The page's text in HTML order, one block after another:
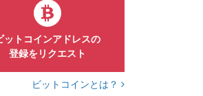
ットコインアドレスの
登録をリクエスト
ビットコインとは？